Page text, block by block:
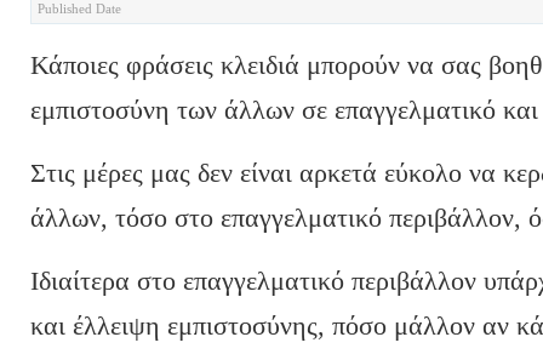
Published Date
Κάποιες φράσεις κλειδιά μπορούν να σας
εμπιστοσύνη των άλλων σε επαγγελματικό
Στις μέρες μας δεν είναι αρκετά εύκολο να
άλλων, τόσο στο επαγγελματικό περιβάλλον,
Ιδιαίτερα στο επαγγελματικό περιβάλλον
και έλλειψη εμπιστοσύνης, πόσο μάλλον αν